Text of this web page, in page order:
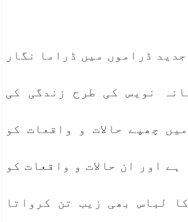
ڈراموں میں ڈراما نگار
نویس کی طرح زندگی کی
چھپے حالات و واقعات کو
ہے اور ان حالات و واقعات کو
لباس بھی زیب تن کرواتا